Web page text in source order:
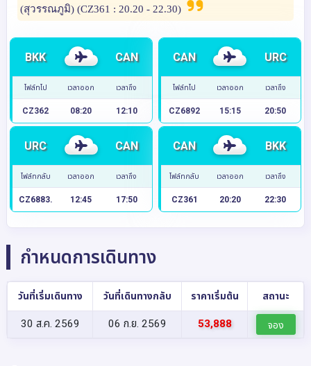
(สุวรรณภูมิ) (CZ361 : 20.20 - 22.30)
BKK CAN
ไฟล์ทไป เวลาออก เวลาถึง
CZ362 08:20 12:10
CAN URC
ไฟล์ทไป เวลาออก เวลาถึง
CZ6892 15:15 20:50
URC CAN
ไฟล์ทกลับ เวลาออก เวลาถึง
CZ6883. 12:45 17:50
CAN BKK
ไฟล์ทกลับ เวลาออก เวลาถึง
CZ361 20:20 22:30
กำหนดการเดินทาง
วันที่เริ่มเดินทาง วันที่เดินทางกลับ ราคาเริ่มต้น สถานะ
30 ส.ค. 2569 06 ก.ย. 2569 53,888 จอง